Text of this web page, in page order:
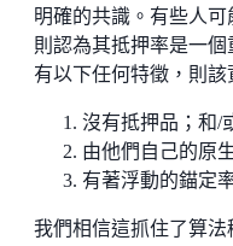
明確的共識。有些人
則認為其抵押率是一
有以下任何特徵，則該
沒有抵押品；和/
由他們自己的原
有著浮動的錨定
我們相信這抓住了算